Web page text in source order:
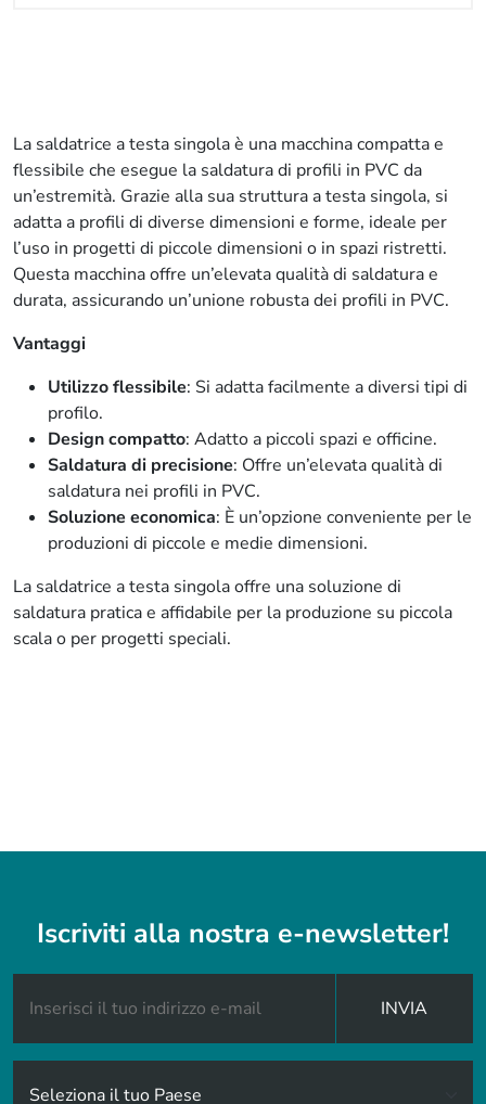
La saldatrice a testa singola è una macchina compatta e
flessibile che esegue la saldatura di profili in PVC da
un’estremità. Grazie alla sua struttura a testa singola, si
adatta a profili di diverse dimensioni e forme, ideale per
l’uso in progetti di piccole dimensioni o in spazi ristretti.
Questa macchina offre un’elevata qualità di saldatura e
durata, assicurando un’unione robusta dei profili in PVC.
Vantaggi
Utilizzo flessibile: Si adatta facilmente a diversi tipi di
profilo.
Design compatto: Adatto a piccoli spazi e officine.
Saldatura di precisione: Offre un’elevata qualità di
saldatura nei profili in PVC.
Soluzione economica: È un’opzione conveniente per le
produzioni di piccole e medie dimensioni.
La saldatrice a testa singola offre una soluzione di
saldatura pratica e affidabile per la produzione su piccola
scala o per progetti speciali.
Iscriviti alla nostra e-newsletter!
INVIA